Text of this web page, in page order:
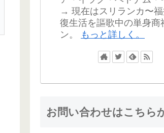
→ 現在はスリランカ〜
復生活を謳歌中の単身商
ン。
もっと詳しく。
お問い合わせはこちら